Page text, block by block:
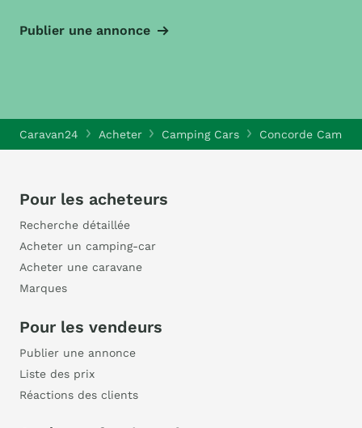
Publier une annonce
Caravan24 Acheter Camping Cars Concorde
Pour les acheteurs
Recherche détaillée
Acheter un camping-car
Acheter une caravane
Marques
Pour les vendeurs
Publier une annonce
Liste des prix
Réactions des clients